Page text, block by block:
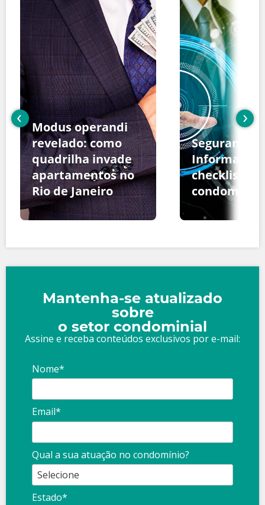
Modus operandi
revelado: como
quadrilha invade
apartamentos no
Rio de Janeiro
Segurança
Informação:
checklist
‹ ›
Mantenha-se atualizado
sobre
o setor condominial
Assine e receba conteúdos exclusivos por e-mail:
Nome*
Email*
Qual a sua atuação no condomínio?
Estado*